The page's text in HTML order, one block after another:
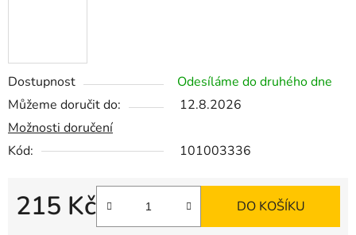
Dostupnost
Odesíláme do druhého dne
Můžeme doručit do:
12.8.2026
Možnosti doručení
Kód:
101003336
215 Kč DO KOŠÍKU